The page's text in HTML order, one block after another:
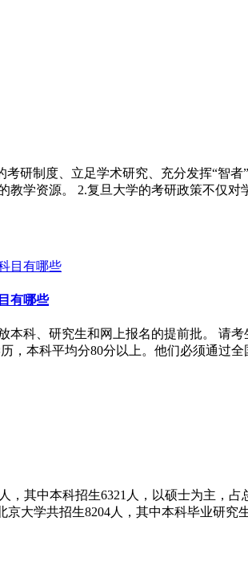
研制度、立足学术研究、充分发挥“智
学资源。 2.复旦大学的考研政策不仅
有哪些
科、研究生和网上报名的提前批。 请
，本科平均分80分以上。他们必须通过
，其中本科招生6321人，以硕士为主，
大学共招生8204人，其中本科毕业研